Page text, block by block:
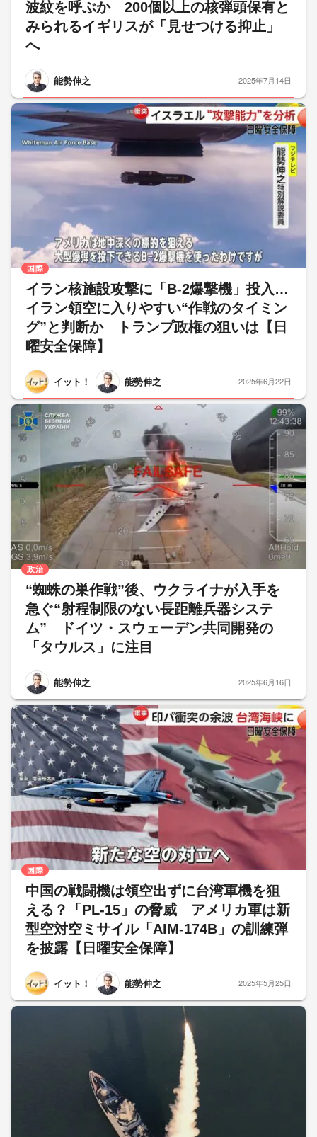
波紋を呼ぶか 200個以上の核弾頭保有と
みられるイギリスが「見せつける抑止」
へ
能勢伸之 2025年7月14日
イラン核施設攻撃に「B-2爆撃機」投入…
イラン領空に入りやすい“作戦のタイミン
グ”と判断か トランプ政権の狙いは【日
曜安全保障】
イット！ 能勢伸之
国際
2025年6月22日
“蜘蛛の巣作戦”後、ウクライナが入手を
急ぐ“射程制限のない長距離兵器システ
ム” ドイツ・スウェーデン共同開発の
「タウルス」に注目
能勢伸之
政治
2025年6月16日
中国の戦闘機は領空出ずに台湾軍機を狙
える？「PL-15」の脅威 アメリカ軍は新
型空対空ミサイル「AIM-174B」の訓練弾
を披露【日曜安全保障】
イット！ 能勢伸之
国際
2025年5月25日